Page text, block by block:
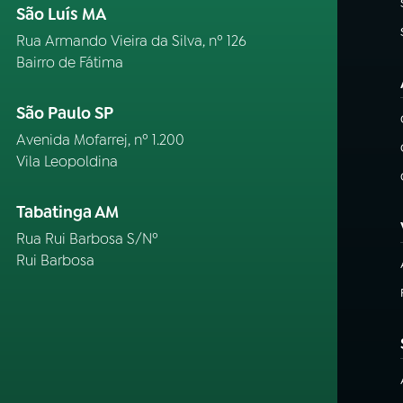
São Luís MA
Rua Armando Vieira da Silva, nº 126
Bairro de Fátima
São Paulo SP
Avenida Mofarrej, nº 1.200
Vila Leopoldina
Tabatinga AM
Rua Rui Barbosa S/Nº
Rui Barbosa